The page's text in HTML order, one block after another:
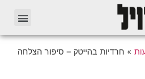
» חרדיות בהייטק – סיפור הצלחה